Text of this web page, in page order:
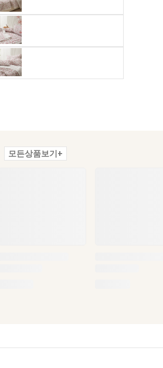
모든상품보기+